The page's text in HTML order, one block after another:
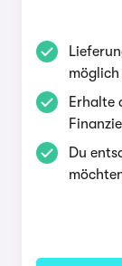
möglich
Erhalte
Du